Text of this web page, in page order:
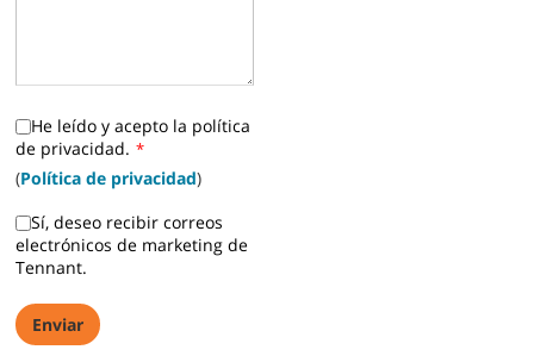
He leído y acepto la política
de privacidad. *
(Política de privacidad)
Sí, deseo recibir correos
electrónicos de marketing de
Tennant.